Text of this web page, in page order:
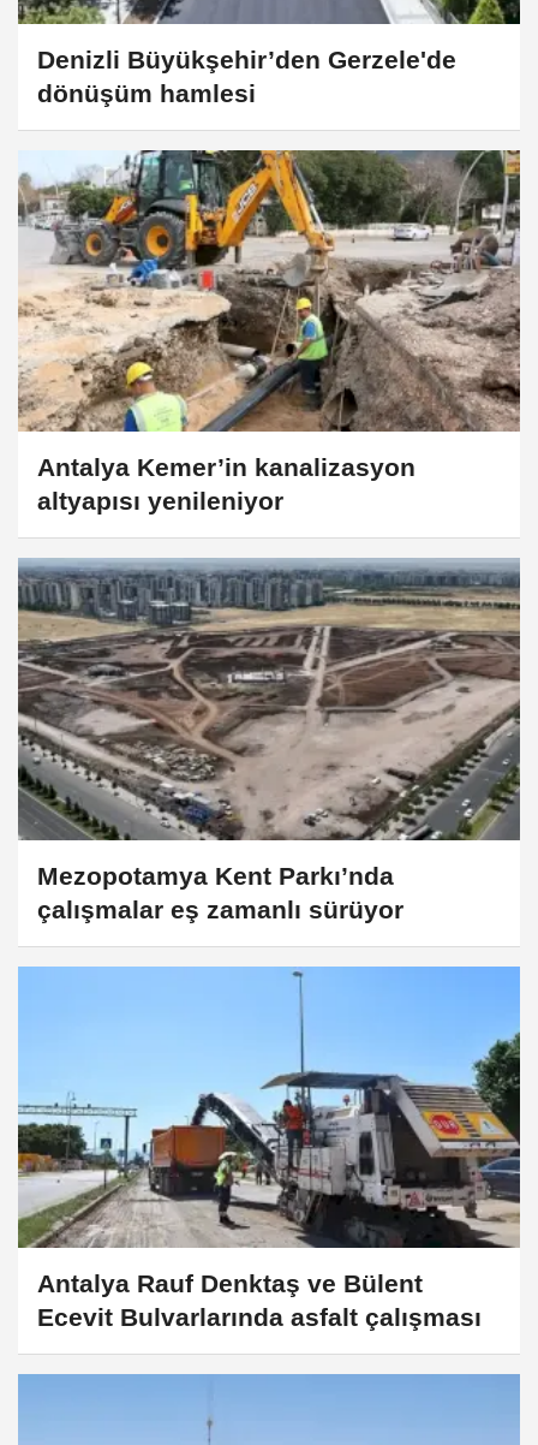
Denizli Büyükşehir’den Gerzele'de
dönüşüm hamlesi
Antalya Kemer’in kanalizasyon
altyapısı yenileniyor
Mezopotamya Kent Parkı’nda
çalışmalar eş zamanlı sürüyor
Antalya Rauf Denktaş ve Bülent
Ecevit Bulvarlarında asfalt çalışması